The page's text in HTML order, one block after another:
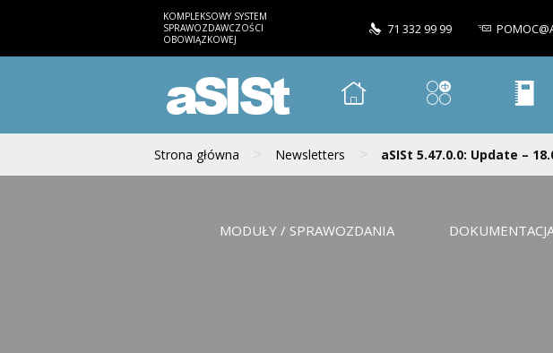
KOMPLEKSOWY SYSTEM
SPRAWOZDAWCZOŚCI
OBOWIĄZKOWEJ
71 332 99 99
aSISt
Strona główna > Newsletters > aSISt 5.47.0.0: Update –
MODUŁY / SPRAWOZDANIA